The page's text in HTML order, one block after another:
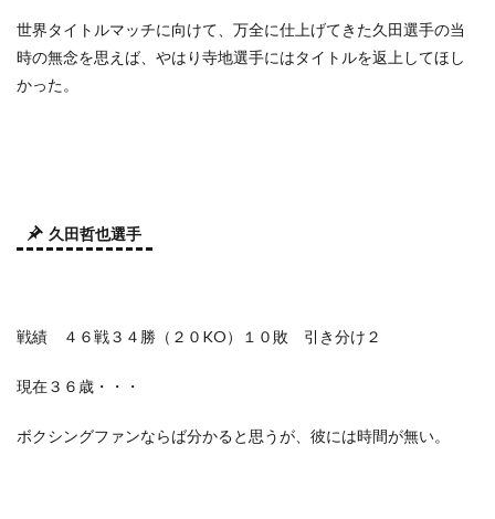
世界タイトルマッチに向けて、万全に仕上げてきた久田選手の当
時の無念を思えば、やはり寺地選手にはタイトルを返上してほし
かった。
久田哲也選手
戦績 ４６戦３４勝（２０ KO）１０敗 引き分け２
現在３６歳・・・
ボクシングファンならば分かると思うが、彼には時間が無い。